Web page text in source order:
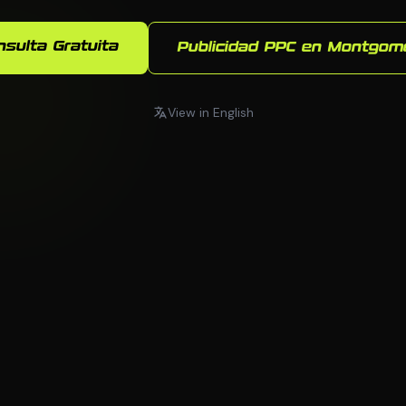
Gratuita Publicidad PPC en
View in English